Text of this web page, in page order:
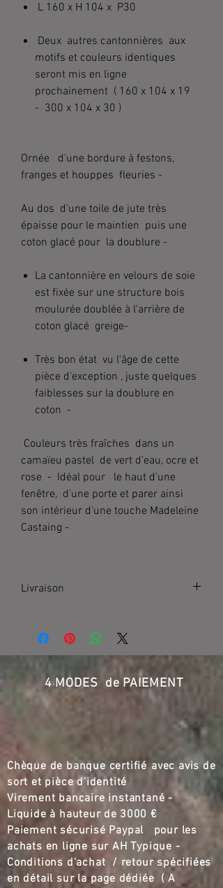
L 160 x H 104 x P30
Deux autres cantonnières aux
motifs et couleurs identiques
seront mis en ligne
prochainement ( 160 x 104 x 19
- 300 x 104 x 30 )
Ornée d'une bordure à festons,
franges et houppes fleuries -
Au dos d'une toile de jute très
épaisse pour le maintien puis une
coton glacé pour la doublure -
La cantonnière en velours de soie
est fixée sur une structure bois
moulurée doublée à l'arrière de
coton glacé greige-
Très bon état vu l'âge de cette
pièce d'exception , juste quelques
faiblesses sur la doublure en
coton -
Couleurs très fraîches dans un
camaïeu pastel de vert d'eau, ocre et
rose - Idéal pour le haut d'une
fenêtre, d'une porte et parer ainsi
son intérieur d'une touche Madeleine
Castaing -
Livraison
4 MODES de PAIEMENT
Chèque de banque certifié,,avec avis de
sort et pièce d'identité
Virement bancaire instantané -
Liquide à hauteur de 3000 €
Paiement sécurisé Paypal pour les
achats en ligne sur AH Typique -
Conditions d'achat / retour spécifiées
en détail sur la page dédiée ( A